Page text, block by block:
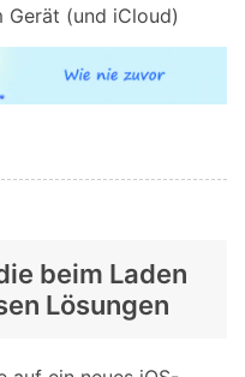
Gerät (und iCloud)
beim Laden
Lösungen